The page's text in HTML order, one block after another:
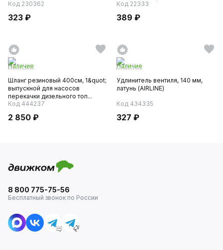
Код 230362
323 ₽
Код 22333
389 ₽
Наличие
Шланг резиновый 400см, 1&quot;
выпускной для насосов
перекачки дизельного топ...
Код 444237
2 850 ₽
Наличие
Удлинитель вентиля, 140 мм,
латунь (AIRLINE)
Код 434335
327 ₽
8 800 775-75-56
Бесплатный звонок по России